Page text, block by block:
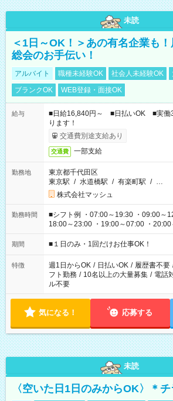
未読
＜1日～OK！＞あの有名企業も
総会のお手伝い！
アルバイト 職種未経験OK 社会人未経験OK
ブランクOK
WEB登録・面接OK
給与
■日給16,840円～ ■日払いOK ■実働
ります！
交通費別途支給あり
交通費 一部支給
勤務地
東京都千代田区
東京駅 / 水道橋駅 / 有楽町駅 / …
株式会社マッシュ
勤務時間
■シフト例 ・07:00～19:30 ・09:00～
18:00～23:00 ・19:00～07:00 ・
etc ★最短で3時間で5,120円のお仕事から 15時間で2万円近く稼
げるお仕事も！ ご希望のお時間に合わせてご紹介！ ※シフトは
ください！
期間 ■１日のみ・1回だけお仕事OK！
特徴 週1日からOK / 日払いOK / 履歴書不要
フト勤務 / 10名以上の大量募集 / 電話
ル不要
気になる！ 応募する
未読
〈空いた日1日のみからOK〉＊